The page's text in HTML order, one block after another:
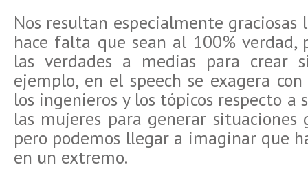
Nos resultan especialmente graciosas
hace falta que sean al 100% verdad,
las verdades a medias para crear
ejemplo, en el speech se exagera
los ingenieros y los tópicos respecto a
las mujeres para generar situaciones
pero podemos llegar a imaginar que
en un extremo.